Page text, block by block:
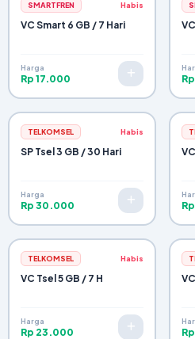
SMARTFREN Habis
VC Smart 6 GB / 7 Hari
Harga
Rp 17.000
TELKOMSEL Habis
SP Tsel 3 GB / 30 Hari
Harga
Rp 30.000
TELKOMSEL Habis
VC Tsel 5 GB / 7 H
Harga
Rp 23.000